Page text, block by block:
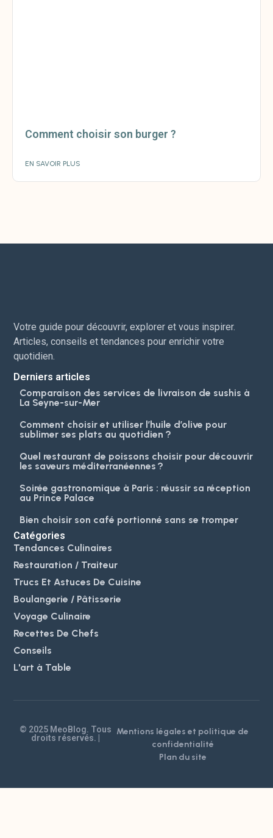
Comment choisir son burger ?
EN SAVOIR PLUS
Votre guide pour découvrir, explorer et vous inspirer.
Articles, conseils et tendances pour enrichir votre
quotidien.
Derniers articles
Comparaison des services de livraison de sushis à
La Seyne-sur-Mer
Comment choisir et utiliser l’huile d’olive pour
sublimer ses plats au quotidien ?
Quel restaurant de poissons choisir pour découvrir
les saveurs méditerranéennes ?
Soirée gastronomique à Paris : réussir sa réception
au Prince Palace
Bien choisir son café portionné sans se tromper
Catégories
Tendances Culinaires
Restauration / Traiteur
Trucs Et Astuces De Cuisine
Boulangerie / Pâtisserie
Voyage Culinaire
Recettes De Chefs
Conseils
L'art à Table
© 2025 MeoBlog. Tous
droits réservés. |
Mentions légales et politique de
confidentialité
Plan du site